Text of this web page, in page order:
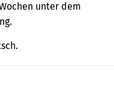
unter dem